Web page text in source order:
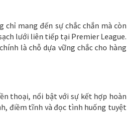
mang đến sự chắc chắn mà còn
lưới liên tiếp tại Premier League.
là chỗ dựa vững chắc cho hàng
thoại, nổi bật với sự kết hợp hoàn
điềm tĩnh và đọc tình huống tuyệt